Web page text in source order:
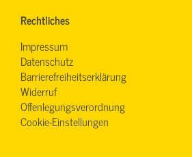
Rechtliches
Impressum
Datenschutz
Barrierefreiheitserklärung
Widerruf
Offenlegungsverordnung
Cookie-Einstellungen